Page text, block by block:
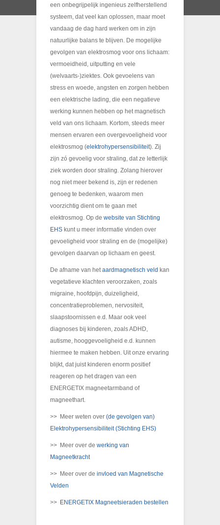
een onbegrijpelijk ingenieus zelfherstellend
systeem, dat veel kan oplossen, maar moet
vandaag de dag hard werken om in zijn
natuurlijke balans te blijven. De mogelijke
gevolgen van elektrosmog voor ons lichaam:
vermoeidheid, uitputting en vele
(welvaarts-)ziektes. Ook gevoelens van
stress en woede, angsten en zorgen hebben
een elektrische lading, die een negatieve
werking kunnen hebben op het magnetisch
veld van ons lichaam. Kortom, steeds meer
mensen ervaren een overgevoeligheid voor
elektrosmog (elektrohypersensibiliteit). Zij
zijn zó gevoelig voor straling, dat ze letterlijk
ziek worden door straling. Zolang hierover
nog niet meer bekend is, zijn er redenen
genoeg te bedenken, waarom men
voorzichtig dient om te gaan met
elektrosmog. Op de website van Stichting
EHS kunt u meer informatie vinden over
gevoeligheid voor straling en de (mogelijke)
gevolgen daarvan op lichaam en geest.
De afname van hetaardmagnetisch veld kan
vegetatieve klachten veroorzaken, zoals
migraine, hoofdpijn, duizeligheid,
concentratieproblemen, nervositeit,
slaapstoornissen e.d. Maar ook veel
diagnoses bij kinderen, zoals ADHD,
autisme, hooggevoeligheid e.d. kunnen
hiermee te maken hebben. Uit onze ervaring
blijkt, dat juist kinderen enorm positief
reageren op het dragen van een
ENERGETIX magneetarmband of
magneethart.
>> Meer weten over (de gevolgen van)
Elektrohypersensibiliteit (Stichting EHS)
>> Meer over de werking van
Magneetkracht
>> Meer over de invloed van Magnetische
Velden
>> ENERGETIX Magneetsieraden bestellen